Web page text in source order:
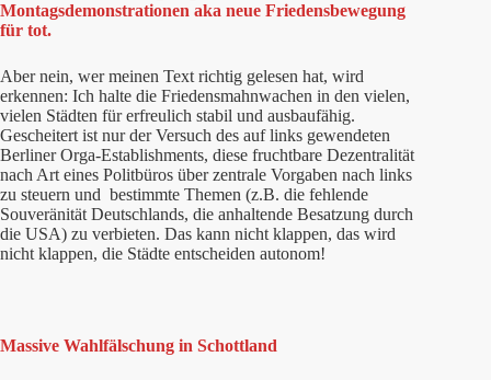
Montagsdemonstrationen aka neue Friedensbewegung
für tot.
Aber nein, wer meinen Text richtig gelesen hat, wird
erkennen: Ich halte die Friedensmahnwachen in den vielen,
vielen Städten für erfreulich stabil und ausbaufähig.
Gescheitert ist nur der Versuch des auf links gewendeten
Berliner Orga-Establishments, diese fruchtbare Dezentralität
nach Art eines Politbüros über zentrale Vorgaben nach links
zu steuern und bestimmte Themen (z.B. die fehlende
Souveränität Deutschlands, die anhaltende Besatzung durch
die USA) zu verbieten. Das kann nicht klappen, das wird
nicht klappen, die Städte entscheiden autonom!
Massive Wahlfälschung in Schottland